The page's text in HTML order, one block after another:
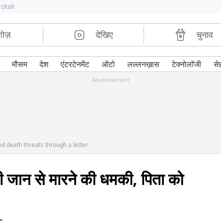
देखिए चुनाव
मौसम देश एंटरटेनमेंट ऑटो लल्लनख़ास टेक्नोलॉजी
Advertisement
death threats through a letter
जान से मारने की धमकी, पिता को